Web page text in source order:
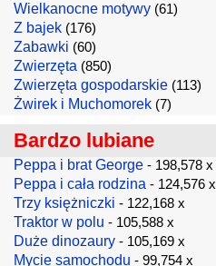
Wielkanocne motywy (61)
Z bajek (176)
Zabawki (60)
Zwierzęta (850)
Zwierzęta gospodarskie (113)
Żwirek i Muchomorek (7)
Bardzo lubiane
Peppa i brat George - 198,578 x
Peppa i cała rodzina - 124,576 x
Trzy księżniczki - 122,168 x
Traktor w polu - 105,588 x
Duże dinozaury - 105,169 x
Mycie samochodu - 99,754 x